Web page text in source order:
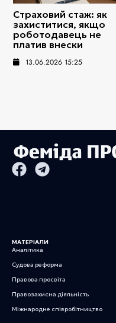
Страховий стаж: як
захиститися, якщо
роботодавець не
платив внески
13.06.2026 15:25
МАТЕРІАЛИ
Аналітика
Судова реформа
Правова просвіта
Правозахисна діяльність
Міжнародне співробітництво